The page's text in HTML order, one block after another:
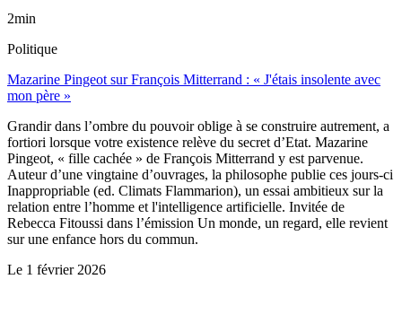
2min
Politique
Mazarine Pingeot sur François Mitterrand : « J'étais insolente avec
mon père »
Grandir dans l’ombre du pouvoir oblige à se construire autrement, a
fortiori lorsque votre existence relève du secret d’Etat. Mazarine
Pingeot, « fille cachée » de François Mitterrand y est parvenue.
Auteur d’une vingtaine d’ouvrages, la philosophe publie ces jours-ci
Inappropriable (ed. Climats Flammarion), un essai ambitieux sur la
relation entre l’homme et l'intelligence artificielle. Invitée de
Rebecca Fitoussi dans l’émission Un monde, un regard, elle revient
sur une enfance hors du commun.
Le 1 février 2026